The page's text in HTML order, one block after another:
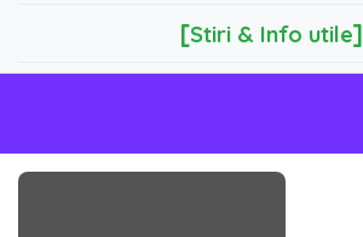
[Stiri & Info utile]